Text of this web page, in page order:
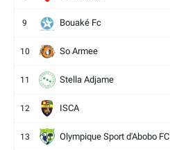
9 Bouaké Fc
10 So Armee
11 Stella Adjame
12 ISCA
13 Olympique Sport d'Abobo FC